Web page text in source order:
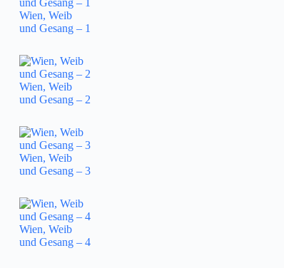
Wien, Weib
und Gesang – 1
Wien, Weib
und Gesang – 2
Wien, Weib
und Gesang – 3
Wien, Weib
und Gesang – 4